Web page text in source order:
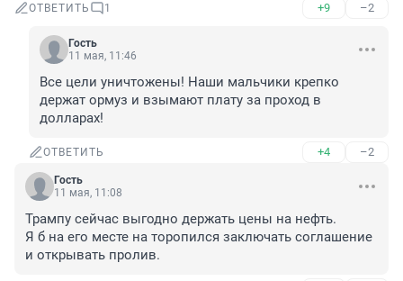
ОТВЕТИТЬ 1 +9 –2
Гость
11 мая, 11:46
Все цели уничтожены! Наши мальчики крепко
держат ормуз и взымают плату за проход в
долларах!
ОТВЕТИТЬ +4 –2
Гость
11 мая, 11:08
Трампу сейчас выгодно держать цены на нефть.
Я б на его месте на торопился заключать соглашение
и открывать пролив.